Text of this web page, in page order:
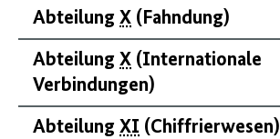
Abteilung X (Fahndung)
Abteilung X (Internationale
Verbindungen)
Abteilung XI (Chiffrierwesen)